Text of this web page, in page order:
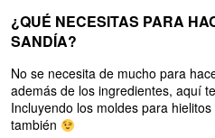
¿QUÉ NECESITAS PARA
SANDÍA?
No se necesita de mucho para
además de los ingredientes, aquí
Incluyendo los moldes para
también